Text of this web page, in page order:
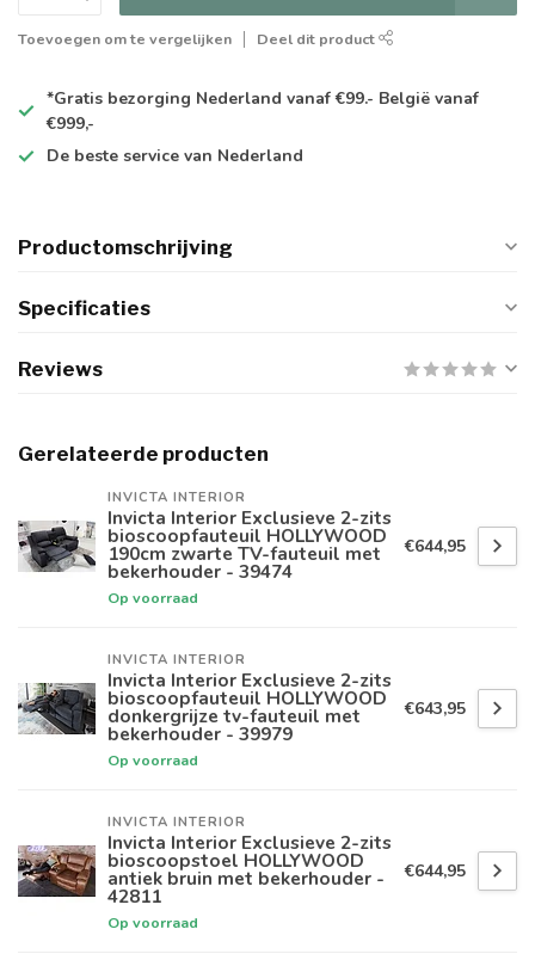
Toevoegen om te vergelijken Deel dit product
*Gratis bezorging Nederland vanaf €99.- België vanaf
€999,-
De beste service van Nederland
Productomschrijving
Specificaties
Reviews
Gerelateerde producten
INVICTA INTERIOR
Invicta Interior Exclusieve 2-zits
bioscoopfauteuil HOLLYWOOD
190cm zwarte TV-fauteuil met
bekerhouder - 39474
Op voorraad
€644,95
INVICTA INTERIOR
Invicta Interior Exclusieve 2-zits
bioscoopfauteuil HOLLYWOOD
donkergrijze tv-fauteuil met
bekerhouder - 39979
Op voorraad
€643,95
INVICTA INTERIOR
Invicta Interior Exclusieve 2-zits
bioscoopstoel HOLLYWOOD
antiek bruin met bekerhouder -
42811
Op voorraad
€644,95